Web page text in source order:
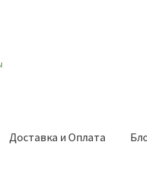
Доставка и Оплата